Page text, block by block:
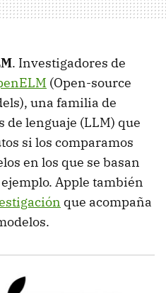
. Investigadores de
(Open-source
una familia de
de lenguaje (LLM) que
si los comparamos
en los que se basan
Apple también
que acompaña